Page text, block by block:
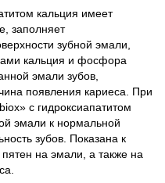
кальция имеет
заполняет
зубной эмали,
кальция и фосфора
эмали зубов,
появления кариеса. При
с гидроксиапатитом
эмали к нормальной
зубов. Показана к
на эмали, а также на